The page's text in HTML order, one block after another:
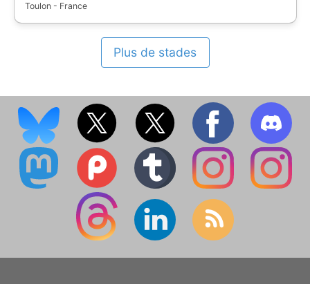
Toulon - France
Plus de stades